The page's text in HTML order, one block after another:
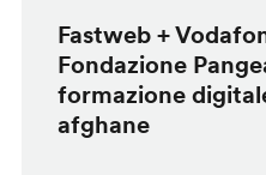
Fastweb +
Fondazione
formazione
afghane